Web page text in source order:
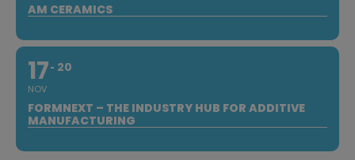
AM CERAMICS
17
NOV
20
FORMNEXT – THE INDUSTRY HUB FOR ADDITIVE
MANUFACTURING